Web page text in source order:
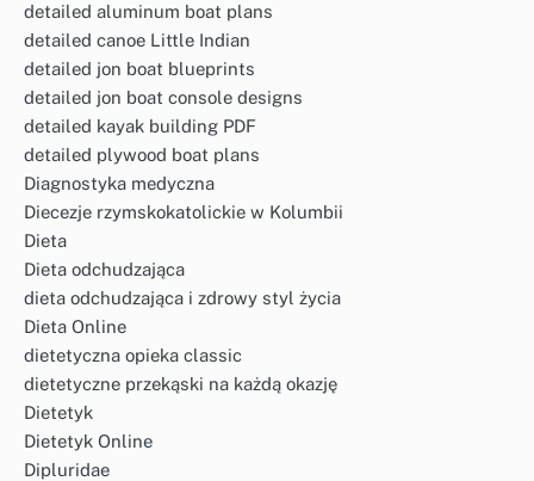
detailed aluminum boat plans
detailed canoe Little Indian
detailed jon boat blueprints
detailed jon boat console designs
detailed kayak building PDF
detailed plywood boat plans
Diagnostyka medyczna
Diecezje rzymskokatolickie w Kolumbii
Dieta
Dieta odchudzająca
dieta odchudzająca i zdrowy styl życia
Dieta Online
dietetyczna opieka classic
dietetyczne przekąski na każdą okazję
Dietetyk
Dietetyk Online
Dipluridae